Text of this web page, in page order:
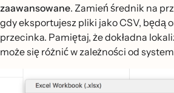
zaawansowane. Zamień średnik na
gdy eksportujesz pliki jako CSV, będą
przecinka. Pamiętaj, że dokładna
może się różnić w zależności od